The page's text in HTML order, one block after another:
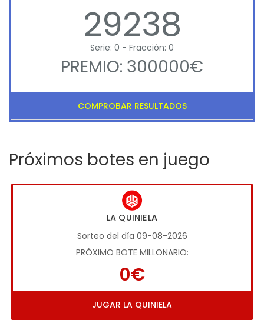
29238
Serie: 0 - Fracción: 0
PREMIO: 300000€
COMPROBAR RESULTADOS
Próximos botes en juego
LA QUINIELA
Sorteo del día 09-08-2026
PRÓXIMO BOTE MILLONARIO:
0€
JUGAR LA QUINIELA